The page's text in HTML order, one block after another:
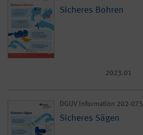
Sicheres Bohren
2023.01
DGUV Information 202-075
Sicheres Sägen